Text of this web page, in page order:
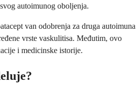
autoimunog oboljenja.
van odobrenja za druga autoimuna
vrste vaskulitisa. Međutim, ovo
i medicinske istorije.